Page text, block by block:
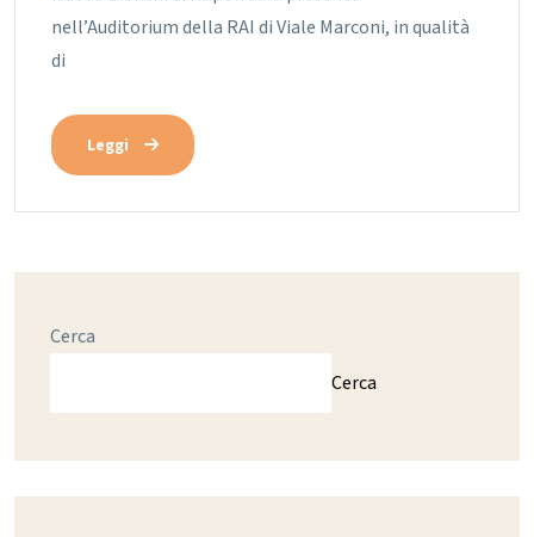
nell’Auditorium della RAI di Viale Marconi, in qualità
di
Leggi
Cerca
Cerca